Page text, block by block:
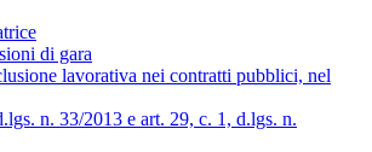
di gara
lavorativa nei contratti pubblici, nel
n. 33/2013 e art. 29, c. 1, d.lgs. n.